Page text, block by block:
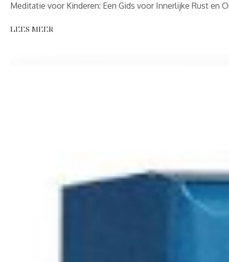
Meditatie voor Kinderen: Een Gids voor Innerlijke Rust en
LEES MEER